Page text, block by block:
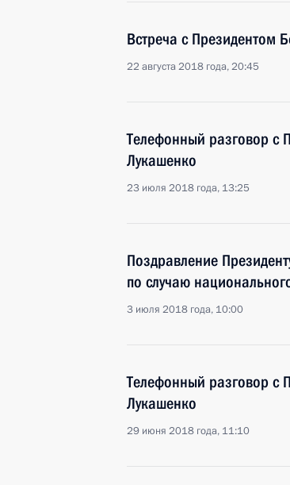
Встреча с Президентом
22 августа 2018 года, 20:45
Телефонный разговор с
Лукашенко
23 июля 2018 года, 13:25
Поздравление
по случаю
3 июля 2018 года, 10:00
Телефонный разговор с
Лукашенко
29 июня 2018 года, 11:10